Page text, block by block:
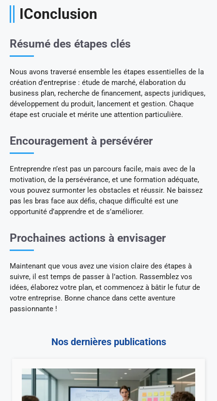
IConclusion
Résumé des étapes clés
Nous avons traversé ensemble les étapes essentielles de la
création d’entreprise : étude de marché, élaboration du
business plan, recherche de financement, aspects juridiques,
développement du produit, lancement et gestion. Chaque
étape est cruciale et mérite une attention particulière.
Encouragement à persévérer
Entreprendre n’est pas un parcours facile, mais avec de la
motivation, de la persévérance, et une formation adéquate,
vous pouvez surmonter les obstacles et réussir. Ne baissez
pas les bras face aux défis, chaque difficulté est une
opportunité d’apprendre et de s’améliorer.
Prochaines actions à envisager
Maintenant que vous avez une vision claire des étapes à
suivre, il est temps de passer à l’action. Rassemblez vos
idées, élaborez votre plan, et commencez à bâtir le futur de
votre entreprise. Bonne chance dans cette aventure
passionnante !
Nos dernières publications